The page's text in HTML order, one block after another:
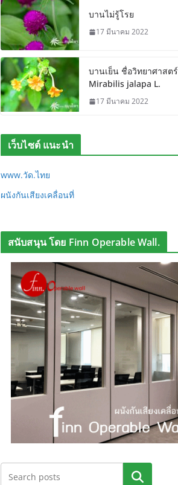
บานไม่รู้โรย
17 มีนาคม 2022
บานเย็น ชื่อวิทยาศาสตร์
Mirabilis jalapa L.
17 มีนาคม 2022
เว็บไซต์ แนะนำ
www.วัด.ไทย
ผนังกันเสียงเคลื่อนที่
สนับสนุน โดย Finn Operable Wall.
ค้นหา